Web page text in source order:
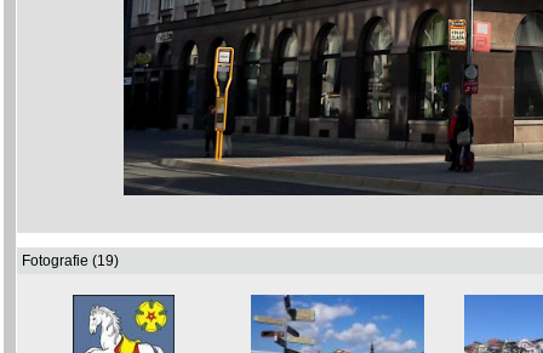
Fotografie (19)